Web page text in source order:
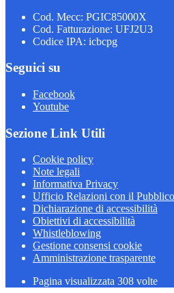
Cod. Mecc: PGIC85000X
Cod. Fatturazione: UFJ2U3
Codice IPA: icbcpg
Seguici su
Facebook
Youtube
Sezione Link Utili
Cookie policy
Note legali
Informativa Privacy
Ufficio Relazioni con il Pubblico
Dichiarazione di accessibilità
Obiettivi di accessibilità
Whistleblowing
Gestione consensi cookie
Amministrazione trasparente
Pagina visualizzata 308 volte